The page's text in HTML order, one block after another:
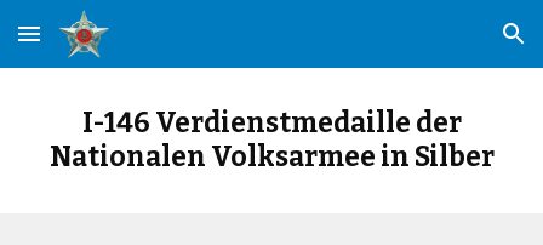
Skip to main content Skip to navigation
I-146 Verdienstmedaille der
Nationalen Volksarmee in Silber